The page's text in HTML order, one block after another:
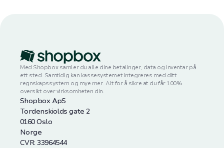
Med Shopbox samler du alle dine betalinger, data og inventar på
ett sted. Samtidig kan kassesystemet integreres med ditt
regnskapssystem og mye mer. Alt for å sikre at du får 100%
oversikt over virksomheten din.
Shopbox ApS
Tordenskiolds gate 2
0160 Oslo
Norge
CVR: 33964544